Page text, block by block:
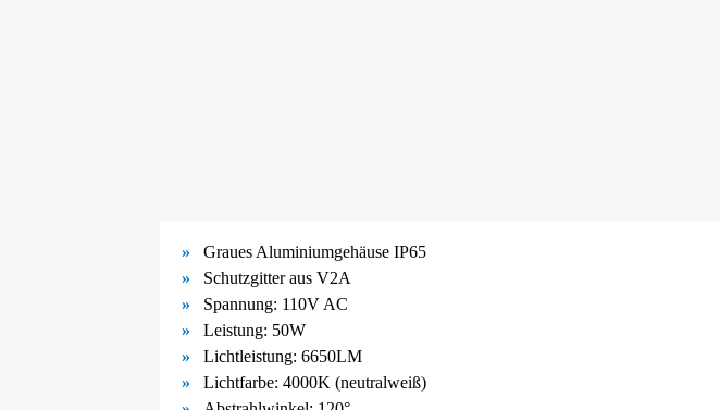
Graues Aluminiumgehäuse IP65
Schutzgitter aus V2A
Spannung: 110V AC
Leistung: 50W
Lichtleistung: 6650LM
Lichtfarbe: 4000K (neutralweiß)